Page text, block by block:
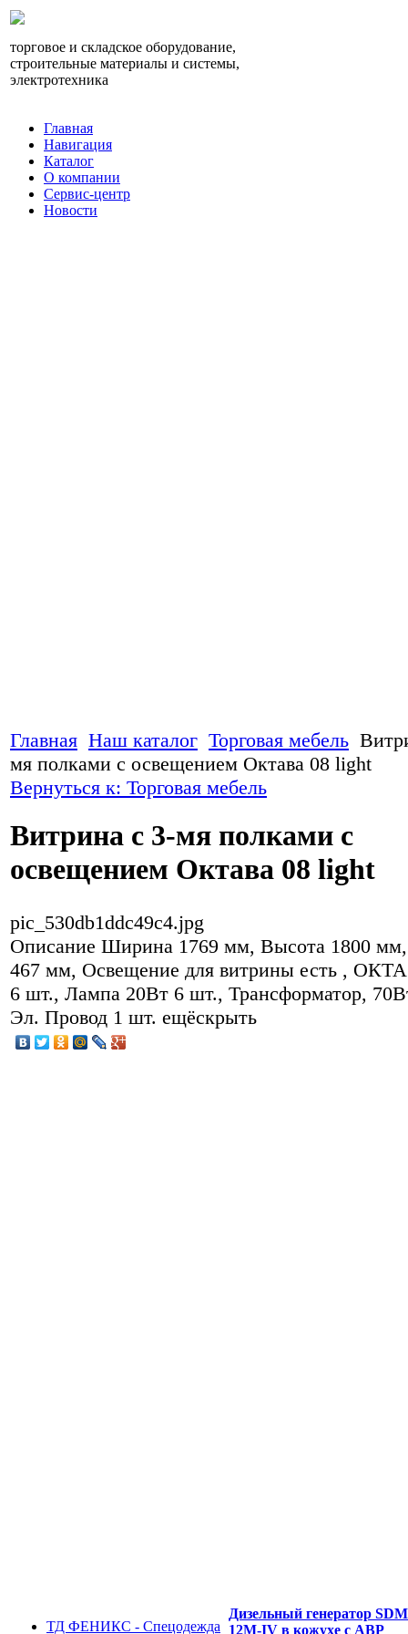
торговое и складское оборудование,
строительные материалы и системы,
электротехника
Главная
Навигация
Каталог
О компании
Сервис-центр
Новости
Главная Наш каталог Торговая мебель
мя полками с освещением Октава 08 light
Вернуться к: Торговая мебель
Витрина с 3-мя полками с
освещением Октава 08 light
pic_530db1ddc49c4.jpg
Описание Ширина 1769 мм, Высота 1800 мм,
467 мм, Освещение для витрины есть ,
6 шт., Лампа 20Вт 6 шт., Трансформатор,
Эл. Провод 1 шт. ещёскрыть
ТД ФЕНИКС - Спецодежда
Дизельный генератор
12M-IV в кожухе с АВР